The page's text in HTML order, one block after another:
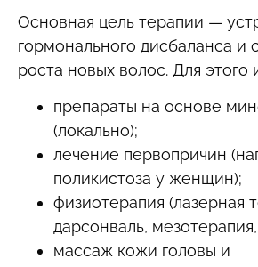
Основная цель терапии —
гормонального дисбаланса и
роста новых волос. Для этого
препараты на основе
(локально);
лечение первопричин
поликистоза у женщин);
физиотерапия (лазерная
дарсонваль,
массаж кожи головы и